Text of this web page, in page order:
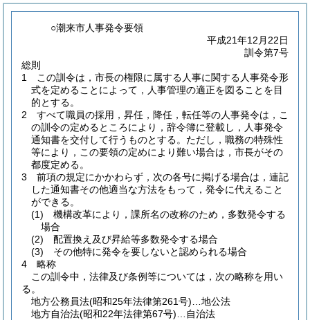
○潮来市人事発令要領
平成21年12月22日
訓令第7号
総則
1 この訓令は，市長の権限に属する人事に関する人事発令形
式を定めることによって，人事管理の適正を図ることを目
的とする。
2 すべて職員の採用，昇任，降任，転任等の人事発令は，こ
の訓令の定めるところにより，辞令簿に登載し，人事発令
通知書を交付して行うものとする。ただし，職務の特殊性
等により，この要領の定めにより難い場合は，市長がその
都度定める。
3 前項の規定にかかわらず，次の各号に掲げる場合は，連記
した通知書その他適当な方法をもって，発令に代えること
ができる。
(1) 機構改革により，課所名の改称のため，多数発令する
場合
(2) 配置換え及び昇給等多数発令する場合
(3) その他特に発令を要しないと認められる場合
4 略称
この訓令中，法律及び条例等については，次の略称を用い
る。
地方公務員法(昭和25年法律第261号) …地公法
地方自治法(昭和22年法律第67号) …自治法